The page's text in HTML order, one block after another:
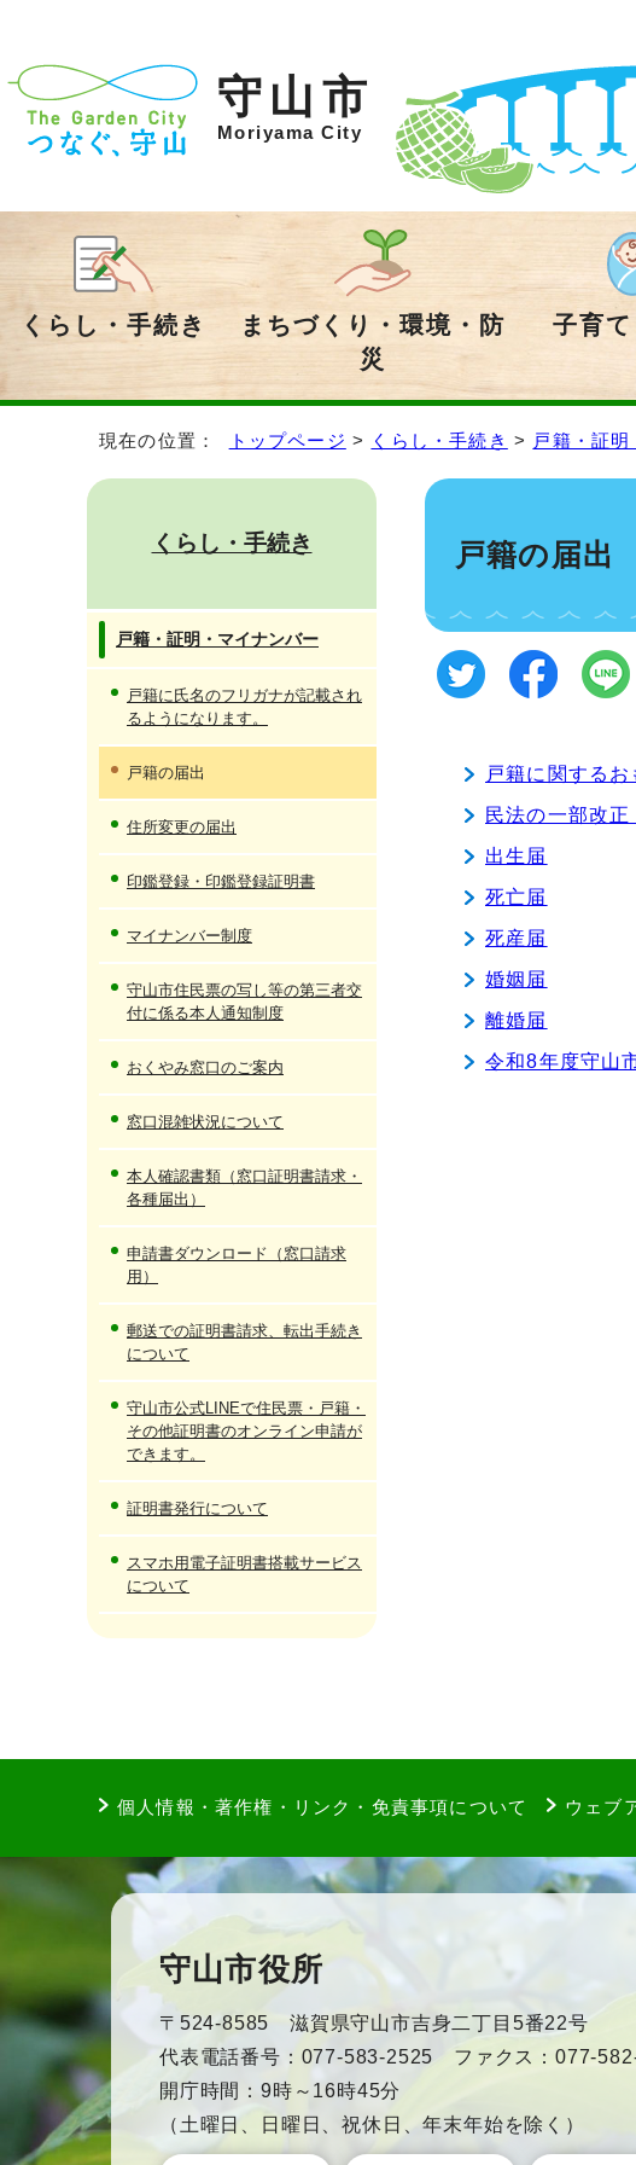
守山市
Moriyama City
くらし・手続き
まちづくり・環境・防
災
子育
現在の位置： トップページ > くらし・手続き > 戸籍・証
戸籍の届出
戸籍に関するお
民法の一部改
出生届
死亡届
死産届
婚姻届
離婚届
令和8年度守山
くらし・手続き
戸籍・証明・マイナンバー
戸籍に氏名のフリガナが記載され
るようになります。
戸籍の届出
住所変更の届出
印鑑登録・印鑑登録証明書
マイナンバー制度
守山市住民票の写し等の第三者交
付に係る本人通知制度
おくやみ窓口のご案内
窓口混雑状況について
本人確認書類（窓口証明書請求・
各種届出）
申請書ダウンロード（窓口請求
用）
郵送での証明書請求、転出手続き
について
守山市公式LINEで住民票・戸籍・
その他証明書のオンライン申請が
できます。
証明書発行について
スマホ用電子証明書搭載サービス
について
個人情報・著作権・リンク・免責事項について ウェブ
守山市役所
〒524-8585 滋賀県守山市吉身二丁目5番22号
代表電話番号：077-583-2525 ファクス：077-
開庁時間：9時～16時45分
（土曜日、日曜日、祝休日、年末年始を除く）